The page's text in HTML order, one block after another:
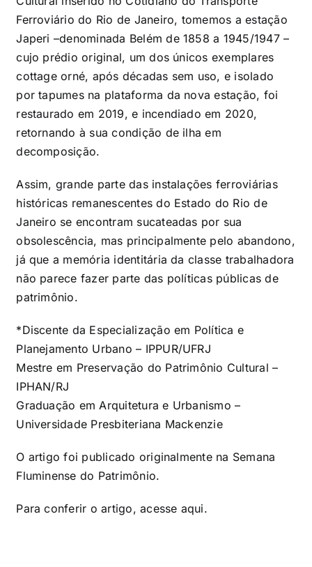
Ferroviário do Rio de Janeiro, tomemos a estação
Japeri –denominada Belém de 1858 a 1945/1947 –
cujo prédio original, um dos únicos exemplares
cottage orné, após décadas sem uso, e isolado
por tapumes na plataforma da nova estação, foi
restaurado em 2019, e incendiado em 2020,
retornando à sua condição de ilha em
decomposição.
Assim, grande parte das instalações ferroviárias
históricas remanescentes do Estado do Rio de
Janeiro se encontram sucateadas por sua
obsolescência, mas principalmente pelo abandono,
já que a memória identitária da classe trabalhadora
não parece fazer parte das políticas públicas de
patrimônio.
*Discente da Especialização em Política e
Planejamento Urbano – IPPUR/UFRJ
Mestre em Preservação do Patrimônio Cultural –
IPHAN/RJ
Graduação em Arquitetura e Urbanismo –
Universidade Presbiteriana Mackenzie
O artigo foi publicado originalmente na Semana
Fluminense do Patrimônio.
Para conferir o artigo, acesse aqui.